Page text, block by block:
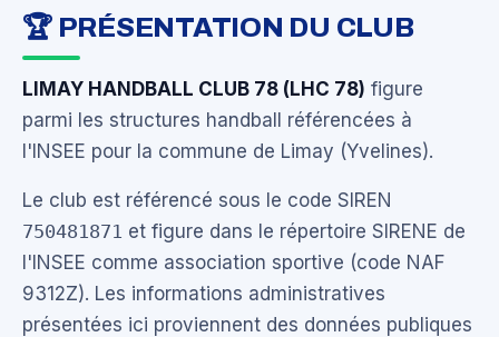
🏆 PRÉSENTATION DU CLUB
LIMAY HANDBALL CLUB 78 (LHC 78) figure
parmi les structures handball référencées à
l'INSEE pour la commune de Limay (Yvelines).
Le club est référencé sous le code SIREN
750481871 et figure dans le répertoire SIRENE de
l'INSEE comme association sportive (code NAF
9312Z). Les informations administratives
présentées ici proviennent des données publiques